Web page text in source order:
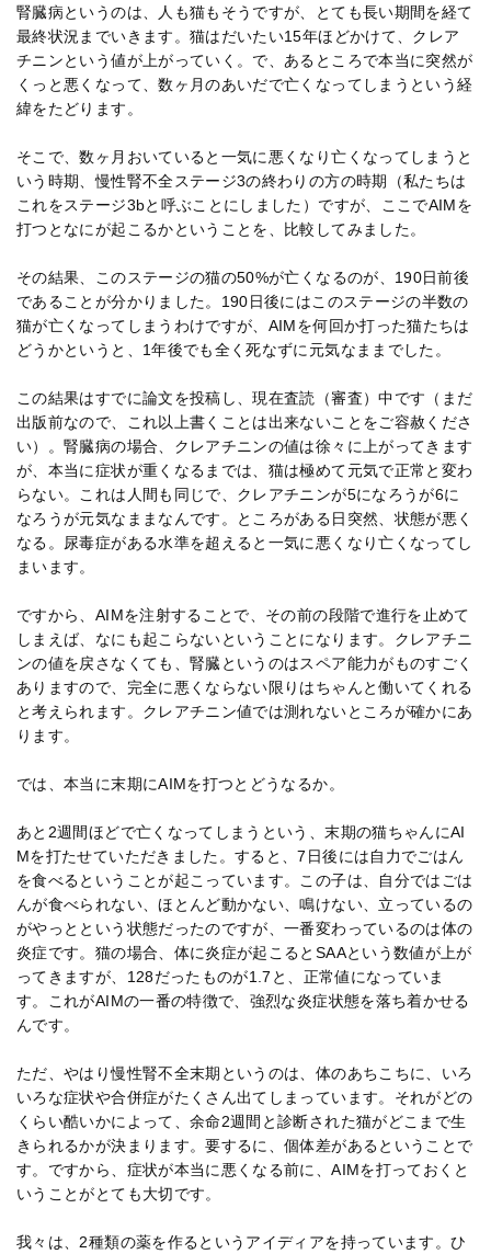
腎臓病というのは、人も猫もそうですが、とても長い期間を経て
最終状況までいきます。猫はだいたい15年ほどかけて、クレア
チニンという値が上がっていく。で、あるところで本当に突然が
くっと悪くなって、数ヶ月のあいだで亡くなってしまうという経
緯をたどります。
そこで、数ヶ月おいていると一気に悪くなり亡くなってしまうと
いう時期、慢性腎不全ステージ3の終わりの方の時期（私たちは
これをステージ3bと呼ぶことにしました）ですが、ここでAIMを
打つとなにが起こるかということを、比較してみました。
その結果、このステージの猫の50%が亡くなるのが、190日前後
であることが分かりました。190日後にはこのステージの半数の
猫が亡くなってしまうわけですが、AIMを何回か打った猫たちは
どうかというと、1年後でも全く死なずに元気なままでした。
この結果はすでに論文を投稿し、現在査読（審査）中です（まだ
出版前なので、これ以上書くことは出来ないことをご容赦くださ
い）。腎臓病の場合、クレアチニンの値は徐々に上がってきます
が、本当に症状が重くなるまでは、猫は極めて元気で正常と変わ
らない。これは人間も同じで、クレアチニンが5になろうが6に
なろうが元気なままなんです。ところがある日突然、状態が悪く
なる。尿毒症がある水準を超えると一気に悪くなり亡くなってし
まいます。
ですから、AIMを注射することで、その前の段階で進行を止めて
しまえば、なにも起こらないということになります。クレアチニ
ンの値を戻さなくても、腎臓というのはスペア能力がものすごく
ありますので、完全に悪くならない限りはちゃんと働いてくれる
と考えられます。クレアチニン値では測れないところが確かにあ
ります。
では、本当に末期にAIMを打つとどうなるか。
あと2週間ほどで亡くなってしまうという、末期の猫ちゃんにAI
Mを打たせていただきました。すると、7日後には自力でごはん
を食べるということが起こっています。この子は、自分ではごは
んが食べられない、ほとんど動かない、鳴けない、立っているの
がやっとという状態だったのですが、一番変わっているのは体の
炎症です。猫の場合、体に炎症が起こるとSAAという数値が上が
ってきますが、128だったものが1.7と、正常値になっていま
す。これがAIMの一番の特徴で、強烈な炎症状態を落ち着かせる
んです。
ただ、やはり慢性腎不全末期というのは、体のあちこちに、いろ
いろな症状や合併症がたくさん出てしまっています。それがどの
くらい酷いかによって、余命2週間と診断された猫がどこまで生
きられるかが決まります。要するに、個体差があるということで
す。ですから、症状が本当に悪くなる前に、AIMを打っておくと
いうことがとても大切です。
我々は、2種類の薬を作るというアイディアを持っています。ひ